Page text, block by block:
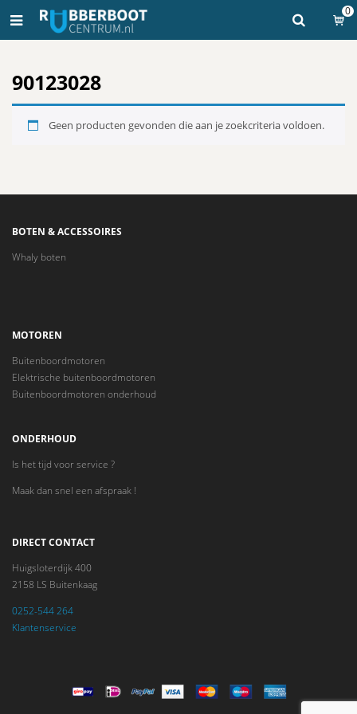
0
90123028
Geen producten gevonden die aan je zoekcriteria voldoen.
BOTEN & ACCESSOIRES
Whaly boten
MOTOREN
Buitenboordmotoren
Elektrische buitenboordmotoren
Buitenboordmotoren onderhoud
ONDERHOUD
Is het tijd voor service ?
Maak dan snel een afspraak !
DIRECT CONTACT
Huigsloterdijk 400
2158 LS Buitenkaag
0252-544 264
Klantenservice